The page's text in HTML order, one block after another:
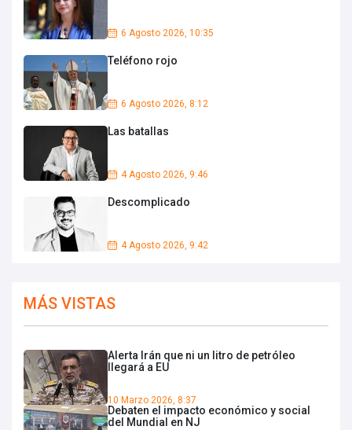
6 Agosto 2026, 10:35
Teléfono rojo
6 Agosto 2026, 8:12
Las batallas
4 Agosto 2026, 9:46
Descomplicado
4 Agosto 2026, 9:42
MÁS VISTAS
Alerta Irán que ni un litro de petróleo
llegará a EU
10 Marzo 2026, 8:37
Debaten el impacto económico y social
del Mundial en NJ